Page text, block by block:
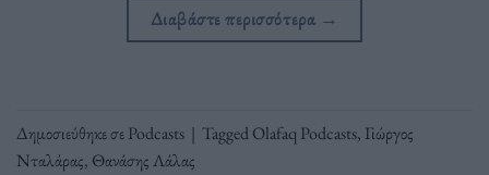
Διαβάστε περισσότερα →
Δημοσιεύθηκε σεPodcasts | TaggedOlafaq Podcasts, Γιώργος
Νταλάρας, Θανάσης Λάλας